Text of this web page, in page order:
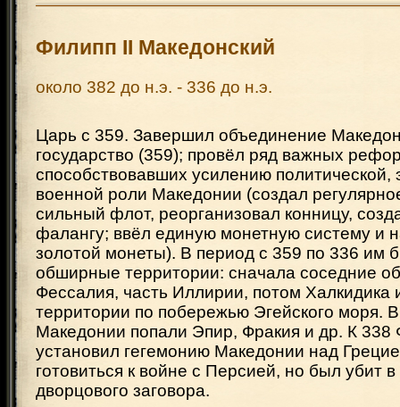
Филипп II Македонский
около 382 до н.э. - 336 до н.э.
Царь с 359. Завершил объединение
государство (359); провёл ряд важных
способствовавших усилению политической,
военной роли Македонии (создал
сильный флот, реорганизовал конницу,
фалангу; ввёл единую монетную систему и
золотой монеты). В период с 359 по 336 им
обширные территории: сначала соседние
Фессалия, часть Иллирии, потом Халкидика
территории по побережью Эгейского моря.
Македонии попали Эпир, Фракия и др. К 338
установил гегемонию Македонии над
готовиться к войне с Персией, но был убит в
дворцового заговора.